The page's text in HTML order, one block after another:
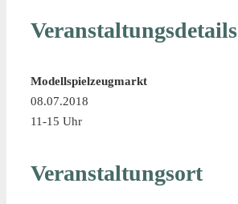
Veranstaltungsdetails
Modellspielzeugmarkt
08.07.2018
11-15 Uhr
Veranstaltungsort